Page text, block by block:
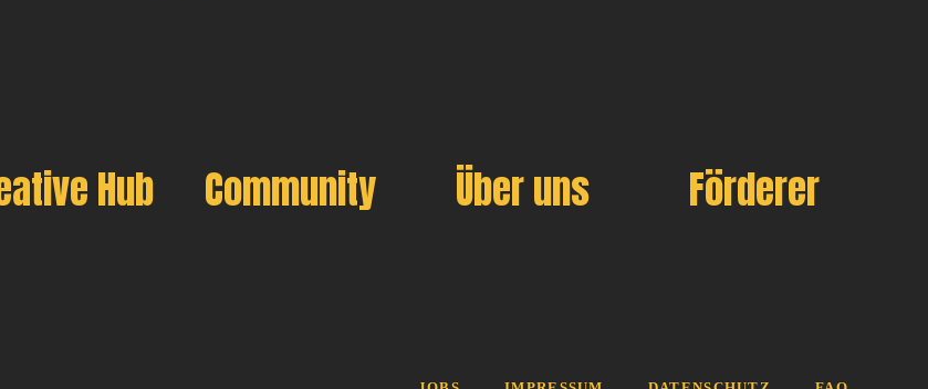
Hub Community Über uns Förderer